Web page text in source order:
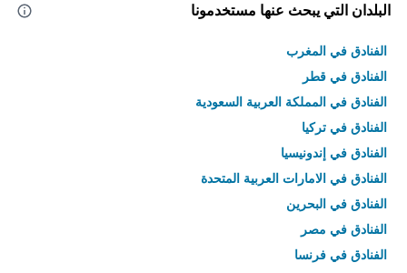
البلدان التي يبحث عنها مستخدمونا
الفنادق في المغرب
الفنادق في قطر
الفنادق في المملكة العربية السعودية
الفنادق في تركيا
الفنادق في إندونيسيا
الفنادق في الامارات العربية المتحدة
الفنادق في البحرين
الفنادق في مصر
الفنادق في فرنسا